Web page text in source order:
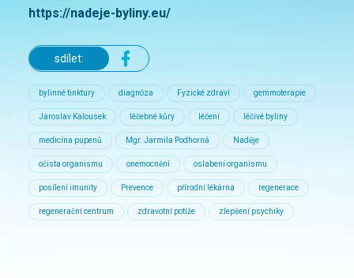
https://nadeje-byliny.eu/
sdílet:
bylinné tinktury diagnóza Fyzické zdraví gemmoterapie
Jaroslav Kalousek léčebné kůry léčení léčivé byliny
medicína pupenů Mgr. Jarmila Podhorná Naděje
očista organismu onemocnění oslabení organismu
posílení imunity Prevence přírodní lékárna regenerace
regenerační centrum zdravotní potíže zlepšení psychiky